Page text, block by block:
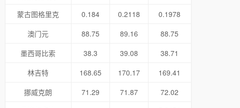
蒙古图格里克
0.184 0.2118
0.1978
澳门元
88.75 89.16
88.75
墨西哥比索
38.3 39.08
38.71
林吉特
168.65 170.17
169.41
挪威克朗
71.29 71.87
72.02